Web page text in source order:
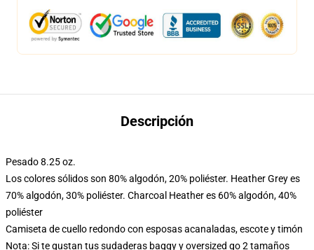
Descripción
Pesado 8.25 oz.
Los colores sólidos son 80% algodón, 20% poliéster. Heather Grey es
70% algodón, 30% poliéster. Charcoal Heather es 60% algodón, 40%
poliéster
Camiseta de cuello redondo con esposas acanaladas, escote y timón
Nota: Si te gustan tus sudaderas baggy y oversized go 2 tamaños